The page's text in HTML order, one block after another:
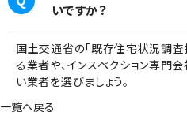
いですか？
国土交通省の「既存住宅状況調
る業者や、インスペクション専門
い業者を選びましょう。
一覧へ戻る